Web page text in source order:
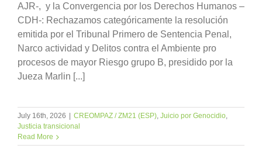
AJR-, y la Convergencia por los Derechos Humanos –
CDH-: Rechazamos categóricamente la resolución
emitida por el Tribunal Primero de Sentencia Penal,
Narco actividad y Delitos contra el Ambiente pro
procesos de mayor Riesgo grupo B, presidido por la
Jueza Marlin [...]
July 16th, 2026 | CREOMPAZ / ZM21 (ESP) Juicio por Genocidio
Justicia transicional
Read More